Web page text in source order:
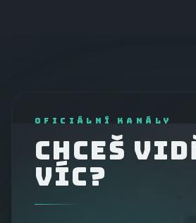
OFICIÁLNÍ KANÁLY
CHCEŠ
VÍC?